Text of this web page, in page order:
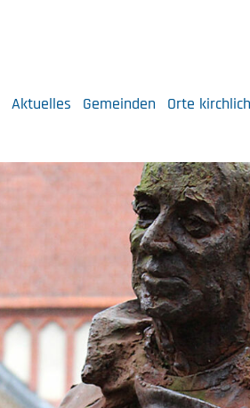
Aktuelles Gemeinden Orte